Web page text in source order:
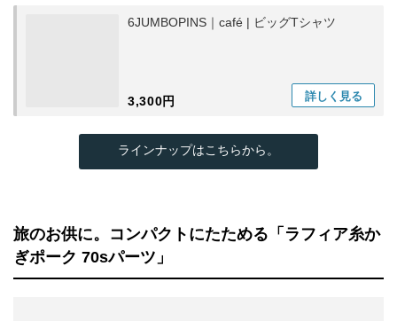
6JUMBOPINS｜café | ビッグTシャツ
3,300円 詳しく 見る
ラインナップはこちらから。
旅のお供に。コンパクトにたためる「ラフィア糸か
ぎポーク 70sパーツ」